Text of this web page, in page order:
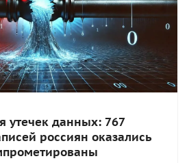
утечек данных: 767
россиян оказались